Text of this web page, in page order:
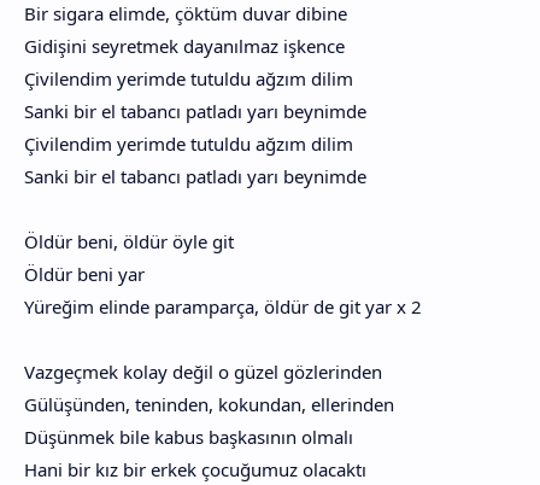
Bir sigara elimde, çöktüm duvar dibine
Gidişini seyretmek dayanılmaz işkence
Çivilendim yerimde tutuldu ağzım dilim
Sanki bir el tabancı patladı yarı beynimde
Çivilendim yerimde tutuldu ağzım dilim
Sanki bir el tabancı patladı yarı beynimde
Öldür beni, öldür öyle git
Öldür beni yar
Yüreğim elinde paramparça, öldür de git yar x 2
Vazgeçmek kolay değil o güzel gözlerinden
Gülüşünden, teninden, kokundan, ellerinden
Düşünmek bile kabus başkasının olmalı
Hani bir kız bir erkek çocuğumuz olacaktı